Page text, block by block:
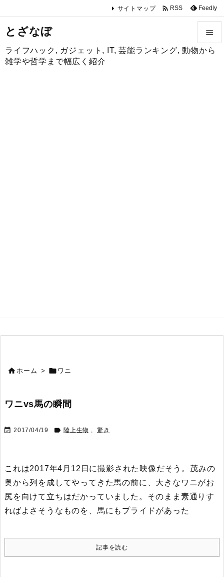
とざなぼ
ライフハック, ガジェット, IT, 芸能ランキング, 動物から
雑学や哲学まで幅広く紹介


サイトマップ  RSS Feedly
ホーム >  ワニ
ワニvs馬の瞬間
 2017/04/19  陸上生物 , 驚き
これは2017年4月12日に撮影された映像だそう。 茂みの
奥から列を成してやってきた馬の前に、大きなワニがお
尻を向けて立ちはだかっていました。 そのまま素通りす
ればよさそうなものを、馬にもプライドがあった
記事を読む